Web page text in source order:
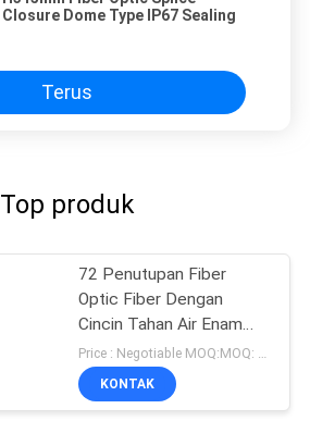
Closure Dome Type IP67 Sealing
Terus
Top produk
72 Penutupan Fiber
Optic Fiber Dengan
Cincin Tahan Air Enam
Port Base
Price : Negotiable MOQ:MOQ: 200 pcs
KONTAK